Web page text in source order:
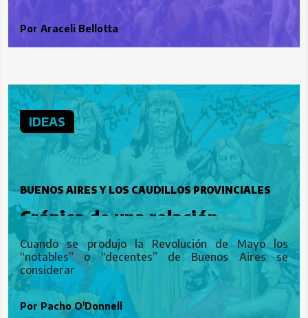
Por Araceli Bellotta
IDEAS
BUENOS AIRES Y LOS CAUDILLOS PROVINCIALES
Crónica de una relación
tortuosa
Cuando se produjo la Revolución de Mayo los
“notables” o “decentes” de Buenos Aires se
considerar
Por Pacho O'Donnell